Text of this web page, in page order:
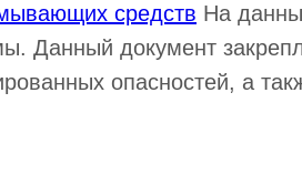
средств На
Данный документ
опасностей, а